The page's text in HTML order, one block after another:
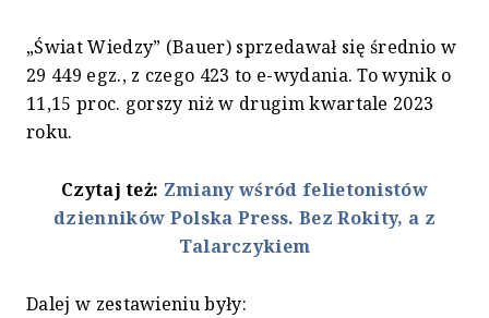
„Świat Wiedzy” (Bauer) sprzedawał się średnio w
29 449 egz., z czego 423 to e-wydania. To wynik o
11,15 proc. gorszy niż w drugim kwartale 2023
roku.
Czytaj też: Zmiany wśród felietonistów
dzienników Polska Press. Bez Rokity, a z
Talarczykiem
Dalej w zestawieniu były: